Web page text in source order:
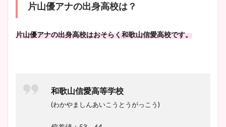
片山優アナの出身高校は？
片山優アナの出身高校はおそらく和歌山信愛高校です。
和歌山信愛高等学校
(わかやましんあいこうとうがっこう)